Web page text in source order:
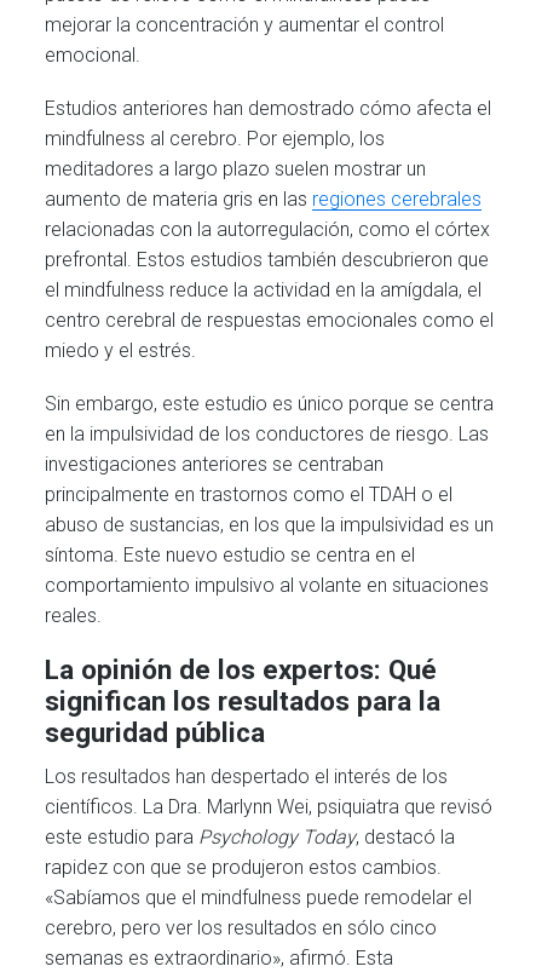
mejorar la concentración y aumentar el control
emocional.
Estudios anteriores han demostrado cómo afecta el
mindfulness al cerebro. Por ejemplo, los
meditadores a largo plazo suelen mostrar un
aumento de materia gris en las regiones cerebrales
relacionadas con la autorregulación, como el córtex
prefrontal. Estos estudios también descubrieron que
el mindfulness reduce la actividad en la amígdala, el
centro cerebral de respuestas emocionales como el
miedo y el estrés.
Sin embargo, este estudio es único porque se centra
en la impulsividad de los conductores de riesgo. Las
investigaciones anteriores se centraban
principalmente en trastornos como el TDAH o el
abuso de sustancias, en los que la impulsividad es un
síntoma. Este nuevo estudio se centra en el
comportamiento impulsivo al volante en situaciones
reales.
La opinión de los expertos: Qué
significan los resultados para la
seguridad pública
Los resultados han despertado el interés de los
científicos. La Dra. Marlynn Wei, psiquiatra que revisó
este estudio para Psychology Today, destacó la
rapidez con que se produjeron estos cambios.
«Sabíamos que el mindfulness puede remodelar el
cerebro, pero ver los resultados en sólo cinco
semanas es extraordinario», afirmó. Esta